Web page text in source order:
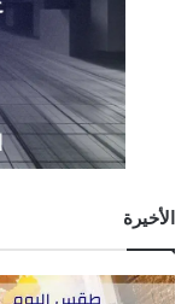
الأخيرة